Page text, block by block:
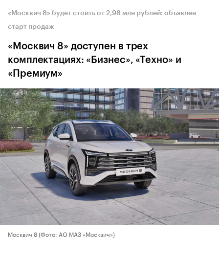
«Москвич 8» будет стоить от 2,98 млн рублей: объявлен
старт продаж
«Москвич 8» доступен в трех
комплектациях: «Бизнес», «Техно» и
«Премиум»
Москвич 8(Фото: АО МАЗ «Москвич»)